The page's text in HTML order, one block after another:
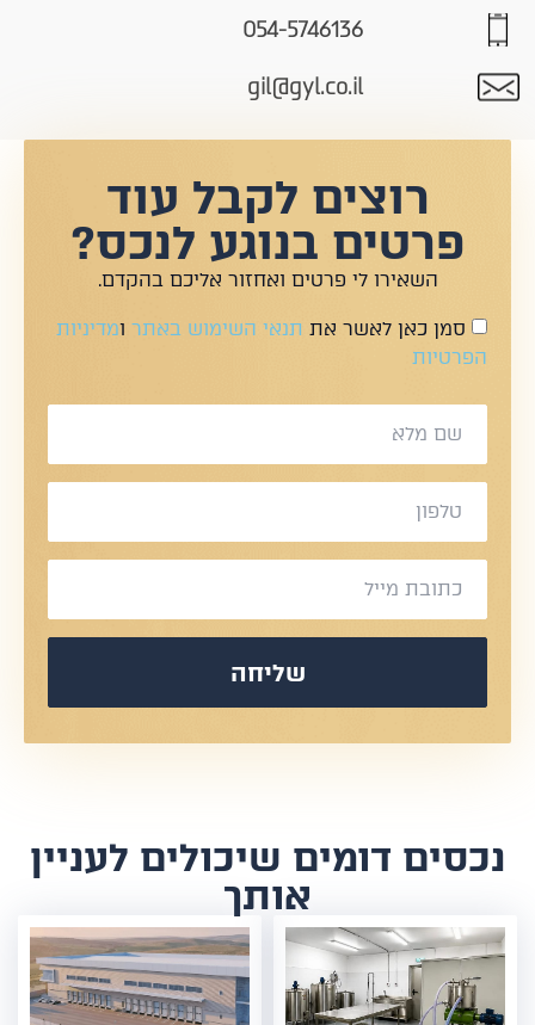
054-5746136
gil@gyl.co.il
רוצים לקבל עוד
פרטים בנוגע לנכס?
השאירו לי פרטים ואחזור אליכם בהקדם.
סמן כאן לאשר את תנאי השימוש באתר ומדיניות
הפרטיות
שליחה
נכסים דומים שיכולים לעניין
אותך